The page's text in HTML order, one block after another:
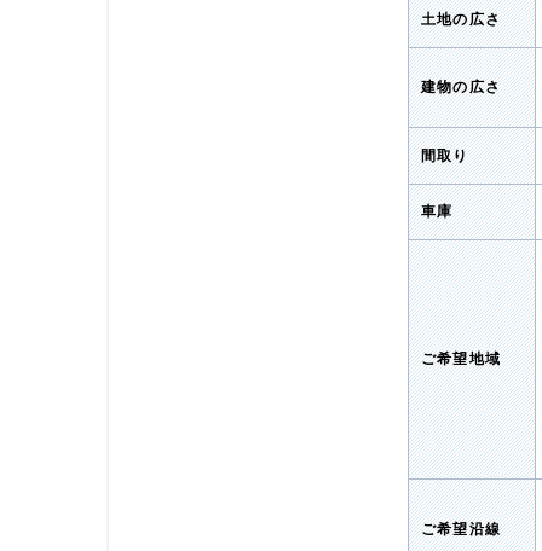
土地の広さ
建物の広さ
間取り
車庫
ご希望地域
ご希望沿線